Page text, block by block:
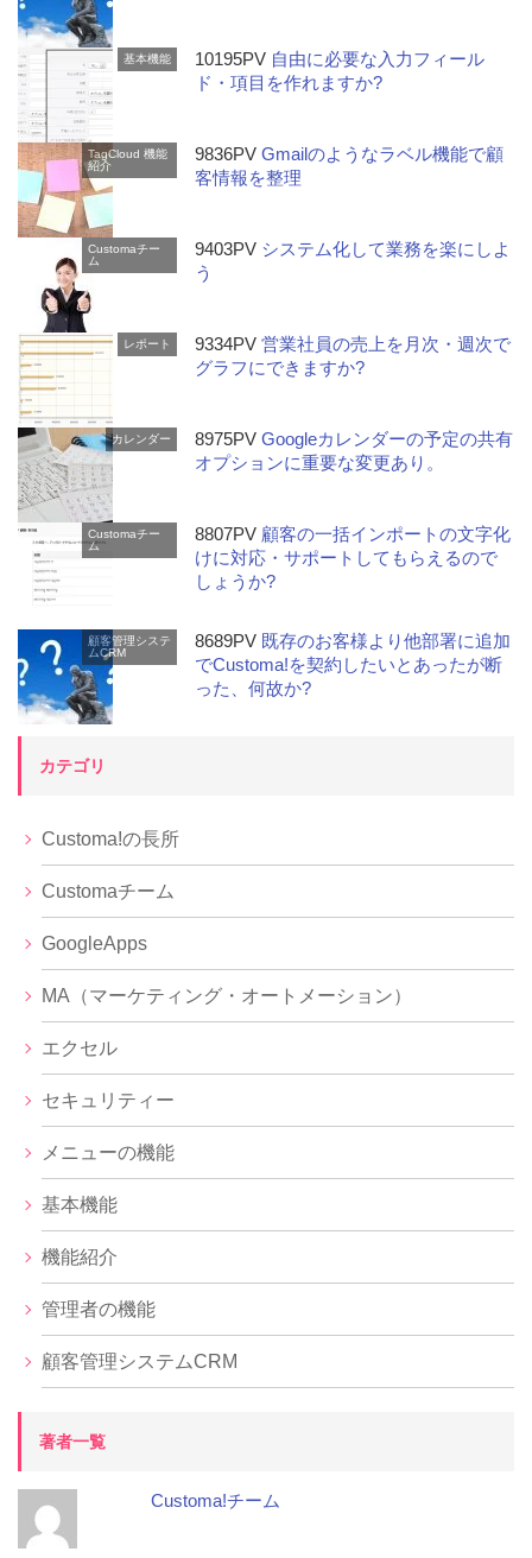
基本機能 10195PV 自由に必要な入力フィール
ド・項目を作れますか?
TagCloud 機能
紹介
9836PVGmailのようなラベル機能で顧
客情報を整理
Customaチー
ム
9403PV システム化して業務を楽にしよ
う
レポート 9334PV営業社員の売上を月次・週次で
グラフにできますか?
カレンダー 8975PVGoogleカレンダーの予定の共有
オプションに重要な変更あり。
Customaチー
ム
8807PV 顧客の一括インポートの文字化
けに対応・サポートしてもらえるので
しょうか?
顧客管理システ
ムCRM
8689PV 既存のお客様より他部署に追加
でCustoma!を契約したいとあったが断
った、何故か?
カテゴリ
Customa!の長所
Customaチーム
GoogleApps
MA（マーケティング・オートメーション）
エクセル
セキュリティー
メニューの機能
基本機能
機能紹介
管理者の機能
顧客管理システムCRM
著者一覧
Customa!チーム